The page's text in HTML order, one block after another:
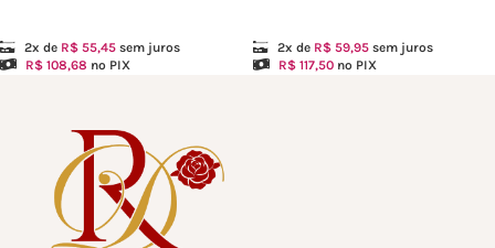
2x de R$ 55,45 sem juros
R$ 108,68 no PIX
2x de R$ 59,95 sem juros
R$ 117,50 no PIX